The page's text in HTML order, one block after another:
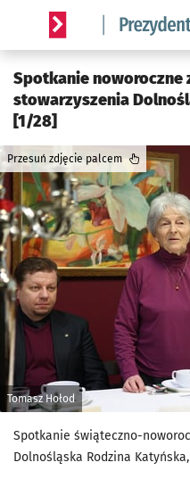
Serwis informacyjny
Spotkanie
stowarzyszenia
[1/28]
Tomasz Hołod
Przesuń zdjęcie palcem
Spotkanie świąteczno-
Dolnośląska Rodzina Katyńska,